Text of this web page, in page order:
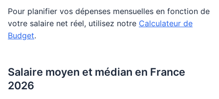
Pour planifier vos dépenses mensuelles en fonction de
votre salaire net réel, utilisez notre Calculateur de
Budget.
Salaire moyen et médian en France
2026